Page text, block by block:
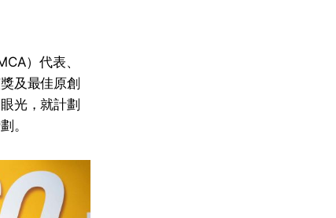
）代表、
及最佳原創
光，就計劃
。